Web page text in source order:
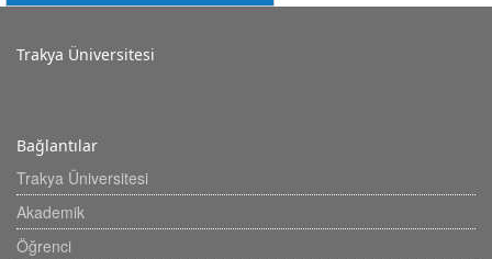
Trakya Üniversitesi
Bağlantılar
Trakya Üniversitesi
Akademik
Öğrenci